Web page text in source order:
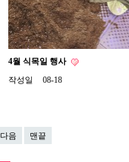
4월 식목일 행사
작성일
08-18
다음 맨끝